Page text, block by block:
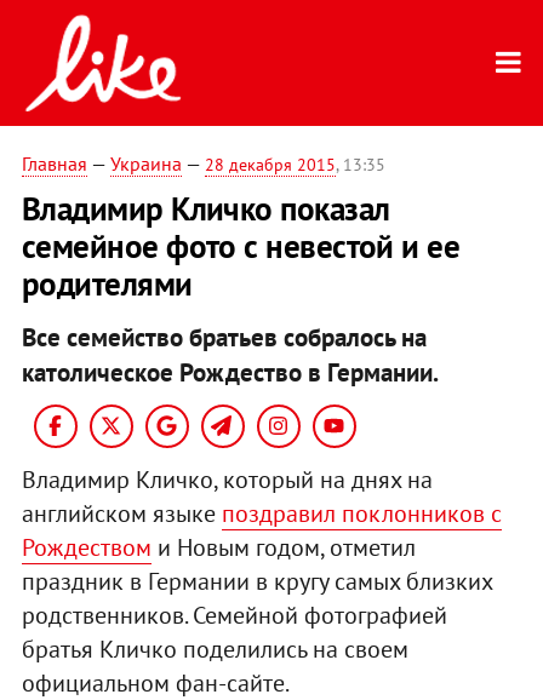
Главная — Украина — 28 декабря 2015, 13:35
Владимир Кличко показал
семейное фото с невестой и ее
родителями
Все семейство братьев собралось на
католическое Рождество в Германии.
Владимир Кличко, который на днях на
английском языке поздравил поклонников с
Рождеством и Новым годом, отметил
праздник в Германии в кругу самых близких
родственников. Семейной фотографией
братья Кличко поделились на своем
официальном фан-сайте.